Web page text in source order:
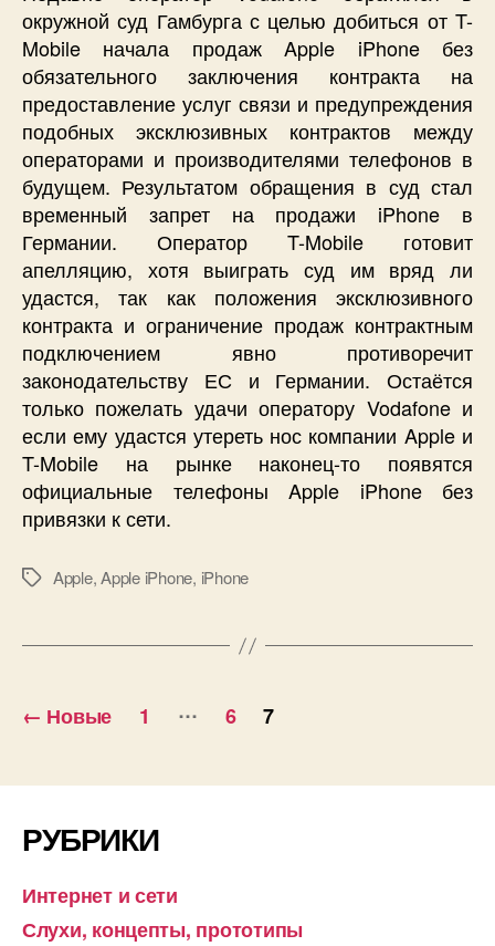
окружной суд Гамбурга с целью добиться от T-
Mobile начала продаж Apple iPhone без
обязательного заключения контракта на
предоставление услуг связи и предупреждения
подобных эксклюзивных контрактов между
операторами и производителями телефонов в
будущем. Результатом обращения в суд стал
временный запрет на продажи iPhone в
Германии. Оператор T-Mobile готовит
апелляцию, хотя выиграть суд им вряд ли
удастся, так как положения эксклюзивного
контракта и ограничение продаж контрактным
подключением явно противоречит
законодательству ЕС и Германии. Остаётся
только пожелать удачи оператору Vodafone и
если ему удастся утереть нос компании Apple и
T-Mobile на рынке наконец-то появятся
официальные телефоны Apple iPhone без
привязки к сети.
МеткиApple,Apple iPhone, iPhone
Пагинация
← Новые 1 … 6 7
РУБРИКИ
Интернет и сети
Слухи, концепты, прототипы